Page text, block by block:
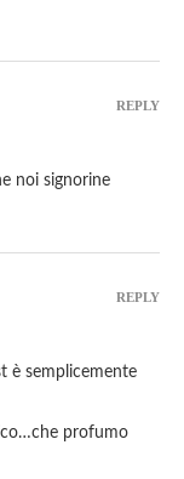
noi signorine
REPLY
è semplicemente
profumo
REPLY